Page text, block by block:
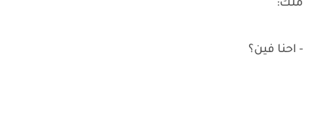
ملك:
- احنا فين؟